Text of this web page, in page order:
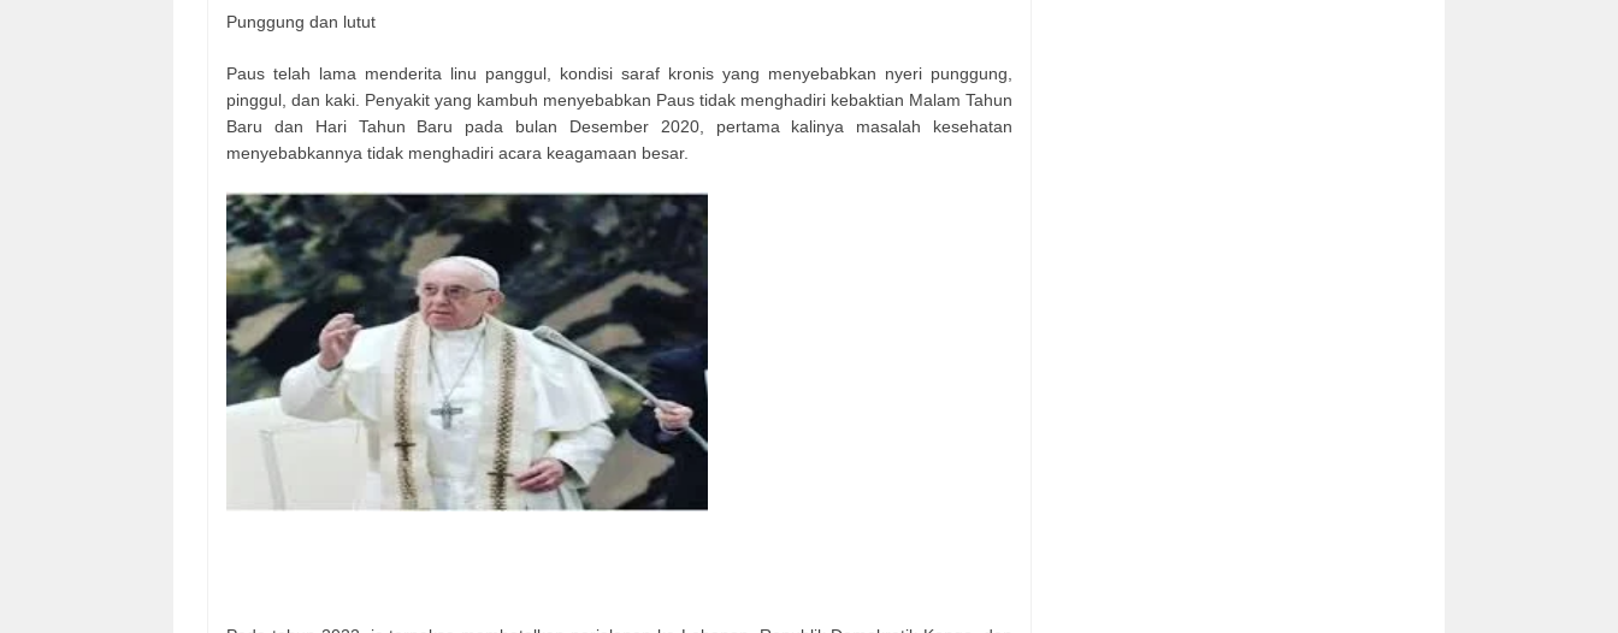
Punggung dan lutut
Paus telah lama menderita linu panggul, kondisi saraf kronis yang menyebabkan nyeri punggung,
pinggul, dan kaki. Penyakit yang kambuh menyebabkan Paus tidak menghadiri kebaktian Malam Tahun
Baru dan Hari Tahun Baru pada bulan Desember 2020, pertama kalinya masalah kesehatan
menyebabkannya tidak menghadiri acara keagamaan besar.